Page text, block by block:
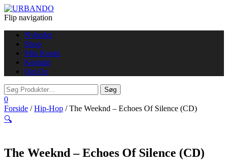
Flip navigation
Nyheder
Shop
Min Konto
Kontakt
Om Os
0
Forside /Hip-Hop / The Weeknd – Echoes Of Silence (CD)
🔍
The Weeknd – Echoes Of Silence (CD)